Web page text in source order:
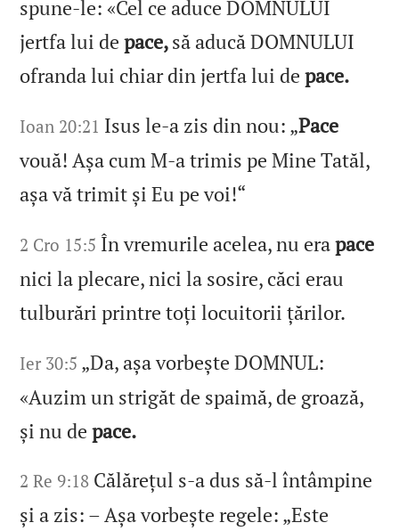
spune‑le: «Cel ce aduce DOMNULUI
jertfa lui depace,să aducă DOMNULUI
ofranda lui chiar din jertfa lui depace.
Ioan 20:21 Isus le‑a zis din nou: „Pace
vouă! Așa cum M‑a trimis pe Mine Tatăl,
așa vă trimit și Eu pe voi!“
2 Cro 15:5 În vremurile acelea, nu erapace
nici la plecare, nici la sosire, căci erau
tulburări printre toți locuitorii țărilor.
Ier 30:5 „Da, așa vorbește DOMNUL:
«Auzim un strigăt de spaimă, de groază,
și nu depace.
2 Re 9:18 Călărețul s‑a dus să‑l întâmpine
și a zis: – Așa vorbește regele: „Este